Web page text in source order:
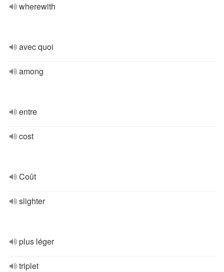
wherewith
avec quoi
among
entre
cost
Coût
slighter
plus léger
triplet